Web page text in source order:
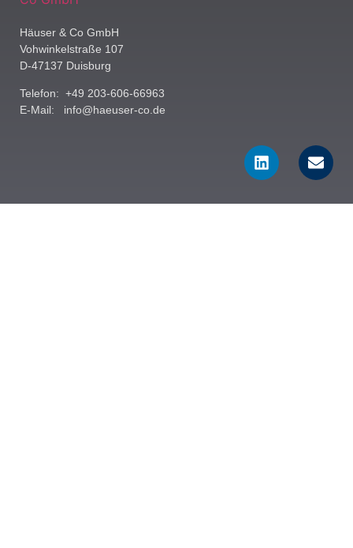
Häuser & Co GmbH
Vohwinkelstraße 107
D-47137 Duisburg
Telefon: +49 203-606-66963
E-Mail: info@haeuser-co.de